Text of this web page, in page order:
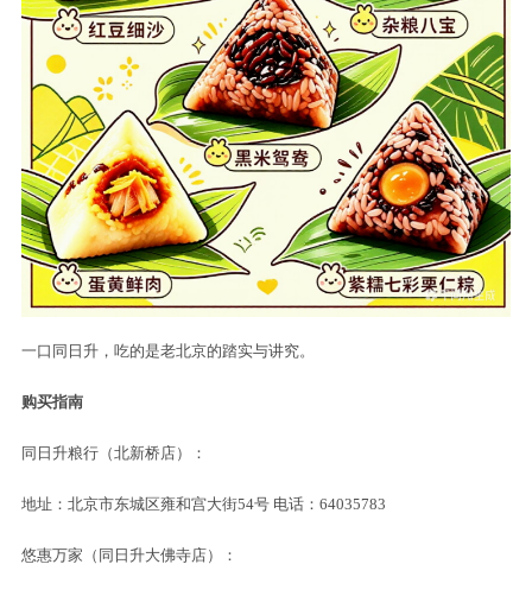
一口同日升，吃的是老北京的踏实与讲究。
购买指南
同日升粮行（北新桥店）：
地址：北京市东城区雍和宫大街54号 电话：64035783
悠惠万家（同日升大佛寺店）：